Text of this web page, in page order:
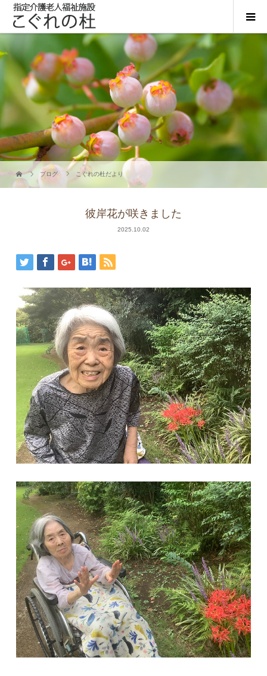
ブログ こぐれの杜だより
彼岸花が咲きました
2025.10.02